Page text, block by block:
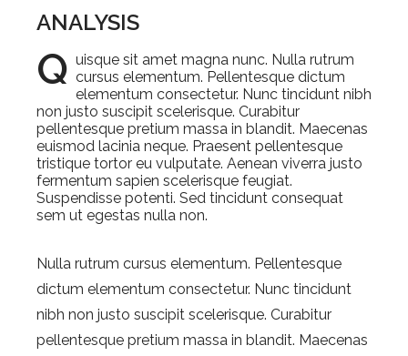
ANALYSIS
Q uisque sit amet magna nunc. Nulla rutrum
cursus elementum. Pellentesque dictum
elementum consectetur. Nunc tincidunt nibh
non justo suscipit scelerisque. Curabitur
pellentesque pretium massa in blandit. Maecenas
euismod lacinia neque. Praesent pellentesque
tristique tortor eu vulputate. Aenean viverra justo
fermentum sapien scelerisque feugiat.
Suspendisse potenti. Sed tincidunt consequat
sem ut egestas nulla non.
Nulla rutrum cursus elementum. Pellentesque
dictum elementum consectetur. Nunc tincidunt
nibh non justo suscipit scelerisque. Curabitur
pellentesque pretium massa in blandit. Maecenas